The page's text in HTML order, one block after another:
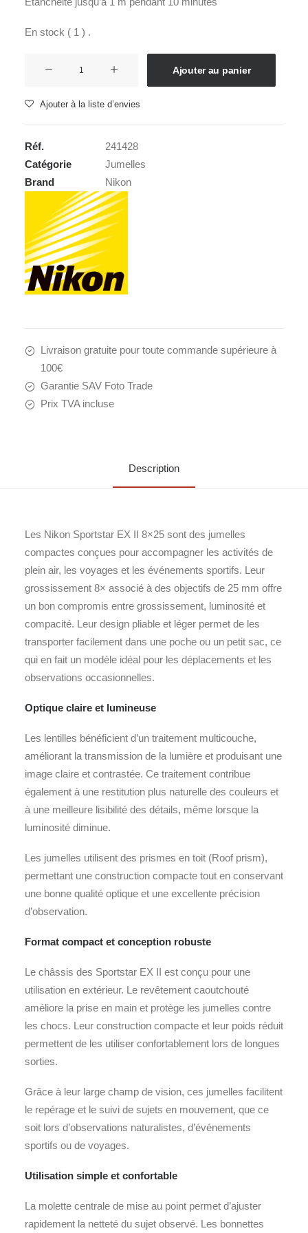
En stock ( 1 ) .
NIKON
II
8x25
Ajouter au panier
Ajouter à la liste d’envies
Réf.
241428
Catégorie
Jumelles
Brand
Nikon
Livraison gratuite pour toute commande supérieure à
100€
Garantie SAV Foto Trade
Prix TVA incluse
Description
Les Nikon Sportstar EX II 8×25 sont des jumelles
compactes conçues pour accompagner les activités de
plein air, les voyages et les événements sportifs. Leur
grossissement 8× associé à des objectifs de 25 mm offre
un bon compromis entre grossissement, luminosité et
compacité. Leur design pliable et léger permet de les
transporter facilement dans une poche ou un petit sac, ce
qui en fait un modèle idéal pour les déplacements et les
observations occasionnelles.
Optique claire et lumineuse
Les lentilles bénéficient d’un traitement multicouche,
améliorant la transmission de la lumière et produisant une
image claire et contrastée. Ce traitement contribue
également à une restitution plus naturelle des couleurs et
à une meilleure lisibilité des détails, même lorsque la
luminosité diminue.
Les jumelles utilisent des prismes en toit (Roof prism),
permettant une construction compacte tout en conservant
une bonne qualité optique et une excellente précision
d’observation.
Format compact et conception robuste
Le châssis des Sportstar EX II est conçu pour une
utilisation en extérieur. Le revêtement caoutchouté
améliore la prise en main et protège les jumelles contre
les chocs. Leur construction compacte et leur poids réduit
permettent de les utiliser confortablement lors de longues
sorties.
Grâce à leur large champ de vision, ces jumelles facilitent
le repérage et le suivi de sujets en mouvement, que ce
soit lors d’observations naturalistes, d’événements
sportifs ou de voyages.
Utilisation simple et confortable
La molette centrale de mise au point permet d’ajuster
rapidement la netteté du sujet observé. Les bonnettes